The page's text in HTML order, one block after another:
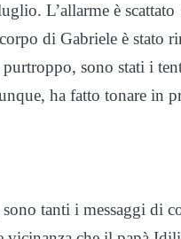
L’allarme è
di Gabriele è stato
sono stati i
ha fatto tonare in
tanti i messaggi di